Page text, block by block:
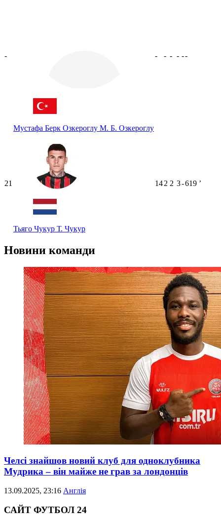
-
Мустафа Берк Озкероглу М. Б. Озкероглу
- - - - --
21
Тьяго Чукур Т. Чукур
142 2 3-619 ʼ
Новини команди
Челсі знайшов новий клуб для одноклубника
Мудрика – він майже не грав за лондонців
13.09.2025, 23:16 Англія
САЙТ ФУТБОЛ 24